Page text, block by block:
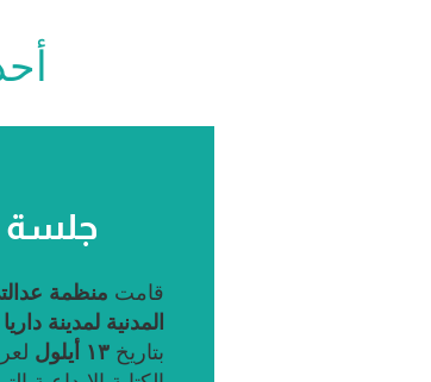
جلسة
قامت منظمة
المدنية لمدينة داريا
بتاريخ ١٣ أيلول